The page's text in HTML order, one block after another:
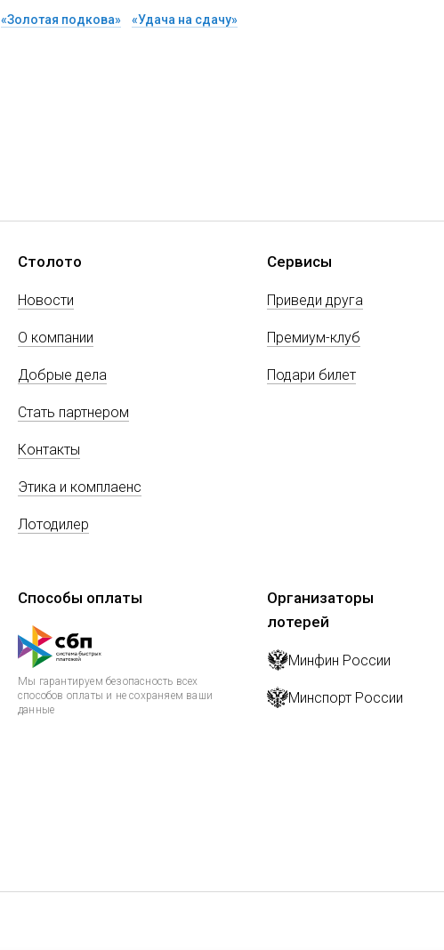
«Золотая подкова» «Удача на сдачу»
Столото
Новости
О компании
Добрые дела
Стать партнером
Контакты
Этика и комплаенс
Лотодилер
Сервисы
Приведи друга
Премиум-клуб
Подари билет
Способы оплаты
Мы гарантируем безопасность всех
способов оплаты и не сохраняем ваши
данные
Организаторы
лотерей
Минфин России
Минспорт России